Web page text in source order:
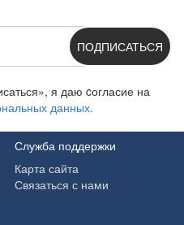
ПОДПИСАТЬСЯ
я даю cогласие на
данных.
Служба поддержки
Карта сайта
Связаться с нами